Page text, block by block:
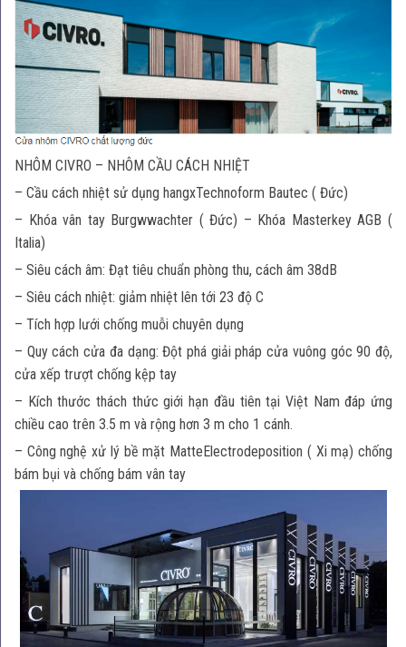
NHÔM CIVRO – NHÔM CẦU CÁCH NHIỆT
– Cầu cách nhiệt sử dụng hangxTechnoform Bautec ( Đức)
– Khóa vân tay Burgwwachter ( Đức) – Khóa Masterkey AGB (
Italia)
– Siêu cách âm: Đạt tiêu chuẩn phòng thu, cách âm 38dB
– Siêu cách nhiệt: giảm nhiệt lên tới 23 độ C
– Tích hợp lưới chống muỗi chuyên dụng
– Quy cách cửa đa dạng: Đột phá giải pháp cửa vuông góc 90 độ,
cửa xếp trượt chống kệp tay
– Kích thước thách thức giới hạn đầu tiên tại Việt Nam đáp ứng
chiều cao trên 3.5 m và rộng hơn 3 m cho 1 cánh.
– Công nghệ xử lý bề mặt MatteElectrodeposition ( Xi mạ) chống
bám bụi và chống bám vân tay